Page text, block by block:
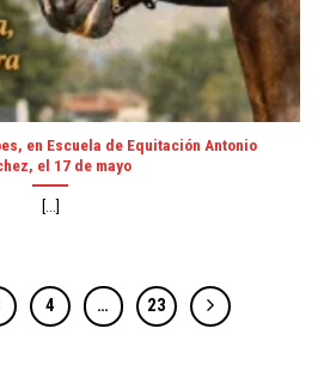
en Escuela de Equitación Antonio
el 17 de mayo
[...]
4 … 23